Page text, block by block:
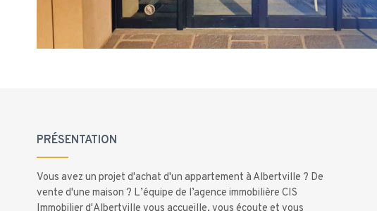
PRÉSENTATION
Vous avez un projet d'achat d'un appartement à Albertville ? De
vente d'une maison ? L’équipe de l’agence immobilière CIS
Immobilier d'Albertville vous accueille, vous écoute et vous